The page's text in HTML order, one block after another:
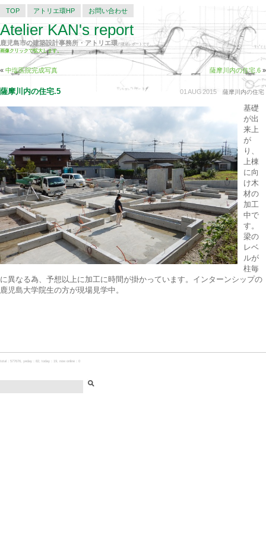
TOP アトリエ環HP お問い合わせ
Atelier KAN's report
鹿児島市の建築設計事務所・アトリエ環の建築レポートです。
画像クリックで拡大します。
« 中塩医院完成写真 薩摩川内の住宅.6 »
01 AUG2015 薩摩川内の住宅
薩摩川内の住宅.5
基礎
が出
来上
が
り、
上棟
に向
け木
材の
加工
中で
す。
梁の
レベ
ルが
柱毎
に異なる為、予想以上に加工に時間が掛かっています。インターンシップの
鹿児島大学院生の方が現場見学中。
total：577676, yeday：82, today：19, now online：0